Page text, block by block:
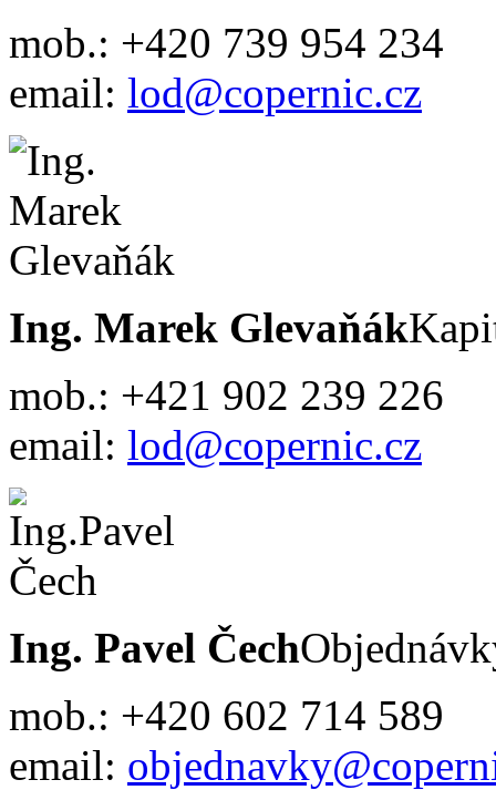
mob.: +420 739 954 234
email: lod@copernic.cz
Ing. Marek Glevaňák
mob.: +421 902 239 226
email: lod@copernic.cz
Ing. Pavel Čech
mob.: +420 602 714 589
email: